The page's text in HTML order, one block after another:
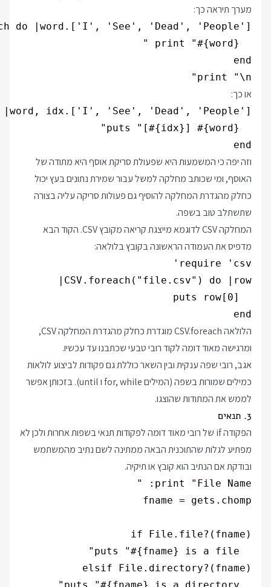
מערך תיראה כך:
print "\n"
או כך:
end
וזה יפה כי המשמעות היא שפעולת סריקת אוסף היא מתודה של
האוסף, ומי שכותב מחלקה למשל עבור שמירת נתונים בעץ יכול
כחלק מהגדרת המחלקה להוסיף גם פעולות סריקה עליה בצורה
שתשתלב טוב בשפה.
המחלקה CSV לדוגמא מייצגת קריאה מקובץ CSV. הקוד הבא
מדפיס את העמודה הראשונה בקובץ בלולאה:
end
הלולאה CSV.foreach מוגדרת כחלק מהגדרת המחלקה CSV,
ומרגישה מאוד דומה לקוד רובי טבעי שכתבנו עד עכשיו.
אגב, רובי שפה ענקית ובין השאר כוללת גם פקודות לביצוע לולאות
כמילים שמורות בשפה (המילים for, while ו until). בזכותן אפשר
לממש את המתודות שהוצגו.
3. תנאים
הפקודה if של רובי מאוד דומה לפקודות תנאי בשפות אחרות ולכן לא
מפתיע לגלות שהתוכנית הבאה ממתינה לשם נתיב מהמשתמש
ובודקת אם הנתיב הוא קובץ או תיקיה.